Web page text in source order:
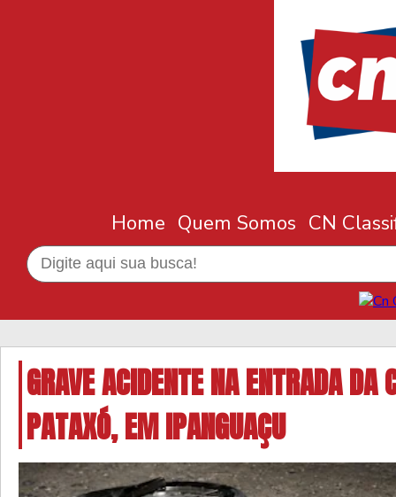
Home Quem Somos CN
GRAVE ACIDENTE NA ENTRADA DA
PATAXÓ, EM IPANGUAÇU